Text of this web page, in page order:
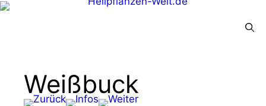
Weißbuck